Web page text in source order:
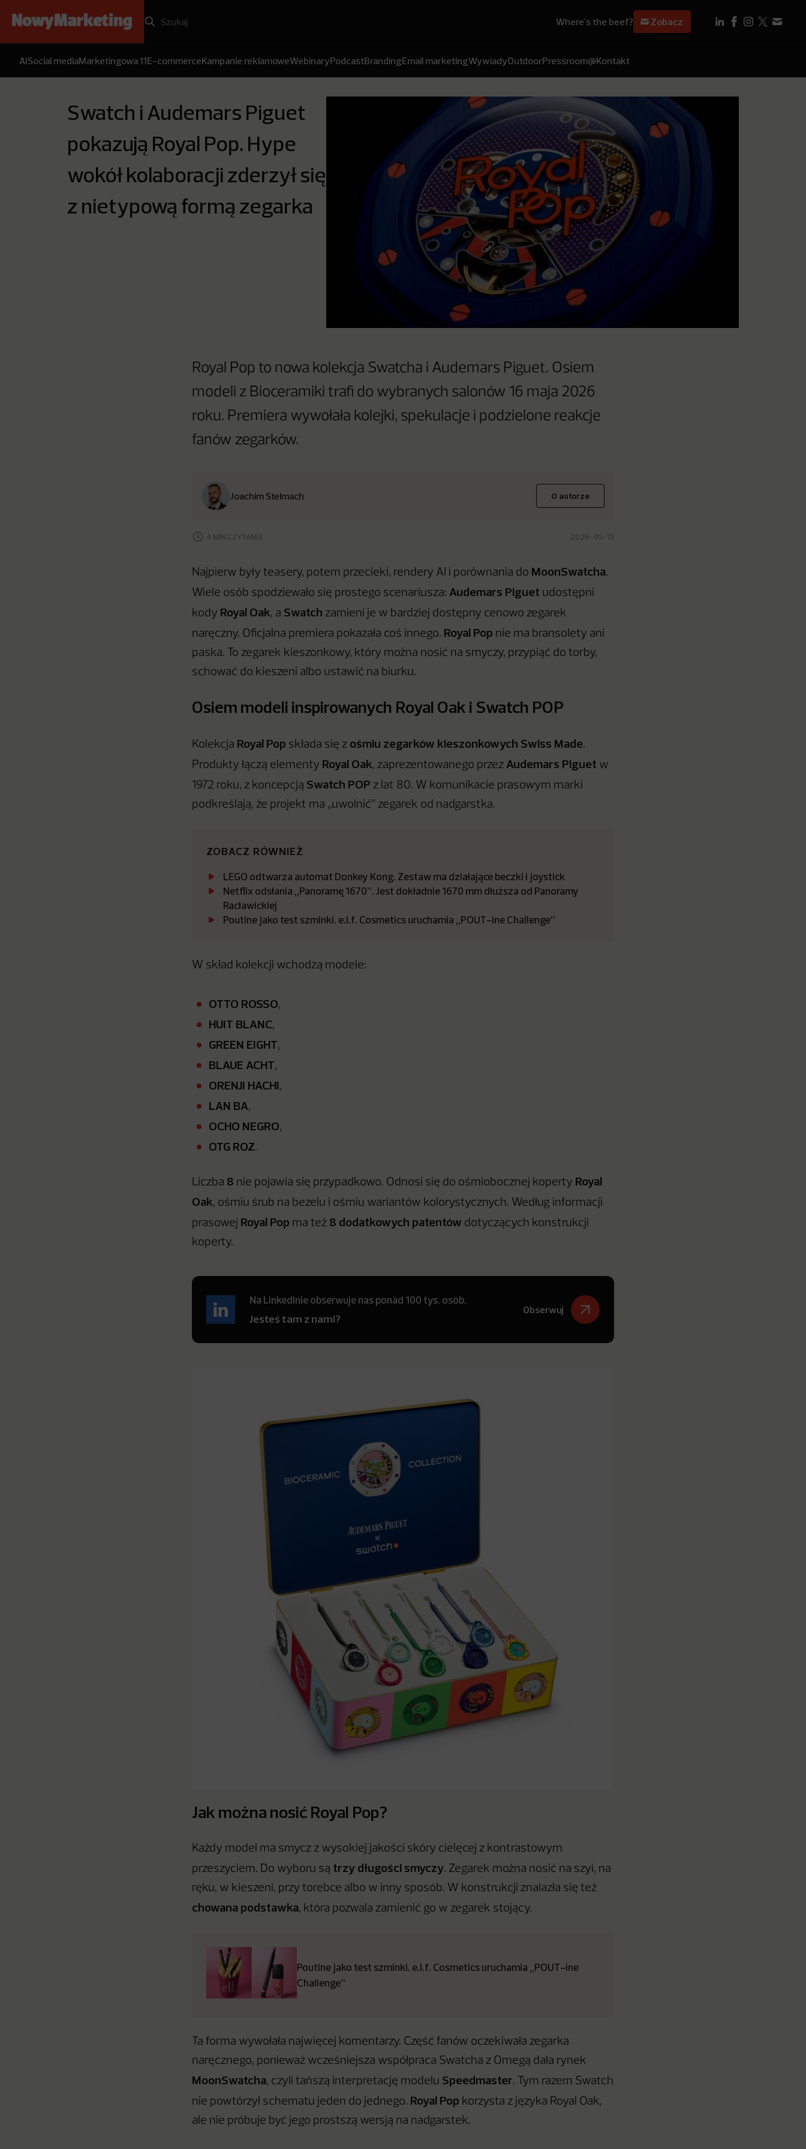
Where's the beef? Zobacz
AISocial mediaMarketingowa 11E-commerceKampanie reklamoweWebinaryPodcastBrandingEmail marketingWywiadyOutdoorPressroom@Kontakt
Swatch i Audemars Piguet
pokazują Royal Pop. Hype
wokół kolaboracji zderzył się
z nietypową formą zegarka
Royal Pop to nowa kolekcja Swatcha i Audemars Piguet. Osiem
modeli z Bioceramiki trafi do wybranych salonów 16 maja 2026
roku. Premiera wywołała kolejki, spekulacje i podzielone reakcje
fanów zegarków.
Joachim Stelmach O autorze
4 MIN CZYTANIA 2026-05-13
Najpierw były teasery, potem przecieki, rendery AI i porównania do MoonSwatcha.
Wiele osób spodziewało się prostego scenariusza: Audemars Piguet udostępni
kody Royal Oak, a Swatch zamieni je w bardziej dostępny cenowo zegarek
naręczny. Oficjalna premiera pokazała coś innego. Royal Pop nie ma bransolety ani
paska. To zegarek kieszonkowy, który można nosić na smyczy, przypiąć do torby,
schować do kieszeni albo ustawić na biurku.
Osiem modeli inspirowanych Royal Oak i Swatch POP
Kolekcja Royal Pop składa się z ośmiu zegarków kieszonkowych Swiss Made.
Produkty łączą elementy Royal Oak, zaprezentowanego przez Audemars Piguet w
1972 roku, z koncepcją Swatch POP z lat 80. W komunikacie prasowym marki
podkreślają, że projekt ma „uwolnić” zegarek od nadgarstka.
ZOBACZ RÓWNIEŻ
LEGO odtwarza automat Donkey Kong. Zestaw ma działające beczki i joystick
Netflix odsłania „Panoramę 1670”. Jest dokładnie 1670 mm dłuższa od Panoramy
Racławickiej
Poutine jako test szminki. e.l.f. Cosmetics uruchamia „POUT-ine Challenge”
W skład kolekcji wchodzą modele:
OTTO ROSSO,
HUIT BLANC,
GREEN EIGHT,
BLAUE ACHT,
ORENJI HACHI,
LAN BA,
OCHO NEGRO,
OTG ROZ.
Liczba 8 nie pojawia się przypadkowo. Odnosi się do ośmiobocznej koperty Royal
Oak, ośmiu śrub na bezelu i ośmiu wariantów kolorystycznych. Według informacji
prasowej Royal Pop ma też 8 dodatkowych patentów dotyczących konstrukcji
koperty.
Na LinkedInie obserwuje nas ponad 100 tys. osób.
Jesteś tam z nami?
Obserwuj
Jak można nosić Royal Pop?
Każdy model ma smycz z wysokiej jakości skóry cielęcej z kontrastowym
przeszyciem. Do wyboru są trzy długości smyczy. Zegarek można nosić na szyi, na
ręku, w kieszeni, przy torebce albo w inny sposób. W konstrukcji znalazła się też
chowana podstawka, która pozwala zamienić go w zegarek stojący.
Poutine jako test szminki. e.l.f. Cosmetics uruchamia „POUT-ine
Challenge”
Ta forma wywołała najwięcej komentarzy. Część fanów oczekiwała zegarka
naręcznego, ponieważ wcześniejsza współpraca Swatcha z Omegą dała rynek
MoonSwatcha, czyli tańszą interpretację modelu Speedmaster. Tym razem Swatch
nie powtórzył schematu jeden do jednego. Royal Pop korzysta z języka Royal Oak,
ale nie próbuje być jego prostszą wersją na nadgarstek.